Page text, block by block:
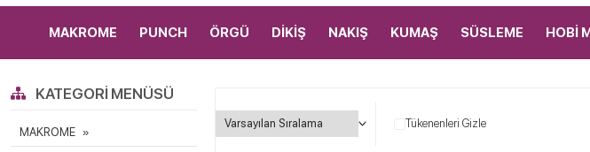
MAKROME PUNCH ÖRGÜ DİKİŞ NAKIŞ KUMAŞ SÜSLEME HOBİ
KATEGORI MENÜSÜ
MAKROME
Tükenenleri Gizle